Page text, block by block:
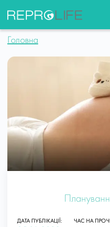
content
Головна
ДАТА ПУБЛІКАЦІЇ:
ЧАС НА